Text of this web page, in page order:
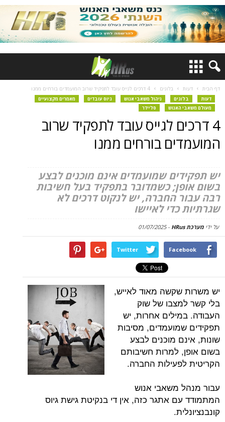
דף הבית דעות בלוגים 4 דרכים לגייס עובד לתפקיד שרוב המועמדים בורחים ממנו
דעות בלוגים ניהול משאבי אנוש גיוס עובדים
מאמרים מקצועיים
מעולם משאבי האנוש
סליידר
4 דרכים לגייס עובד לתפקיד שרוב
המועמדים בורחים ממנו
יש תפקידים שמועמדים אינם מוכנים לבצע
בשום אופן; כשמדובר בתפקיד בעל חשיבות
רבה עבור החברה, יש לנקוט דרכים לא
שגרתיות כדי לאיישו
על ידי מערכת HRus -
01/07/2025
Facebook
Twitter
יש משרות שקשה מאוד לאייש,
בלי קשר למצבו של שוק
העבודה. במילים אחרות, יש
תפקידים שמועמדים, מסיבות
שונות, אינם מוכנים לבצע
בשום אופן, למרות חשיבותם
הקריטית לפעילות החברה.
עבור מנהל משאבי אנוש
המתמודד עם אתגר כזה, אין די בנקיטת גישת גיוס
קונבנציונלית.